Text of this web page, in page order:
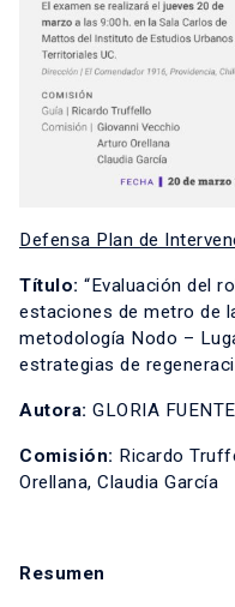
Defensa Plan de
Título: “Evaluación del
estaciones de metro de
metodología Nodo –
estrategias de
Autora: GLORIA
Comisión: Ricardo
Orellana, Claudia García
Resumen